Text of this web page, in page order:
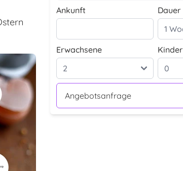
Ankunft Dauer
Erwachsene Kinder
Angebotsanfrage